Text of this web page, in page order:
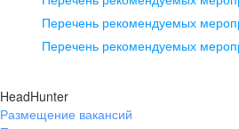
pr@ural.hh.ru
помещение 21
Перечень рекомендуемых
Перечень рекомендуемых
HeadHunter
Размещение вакансий